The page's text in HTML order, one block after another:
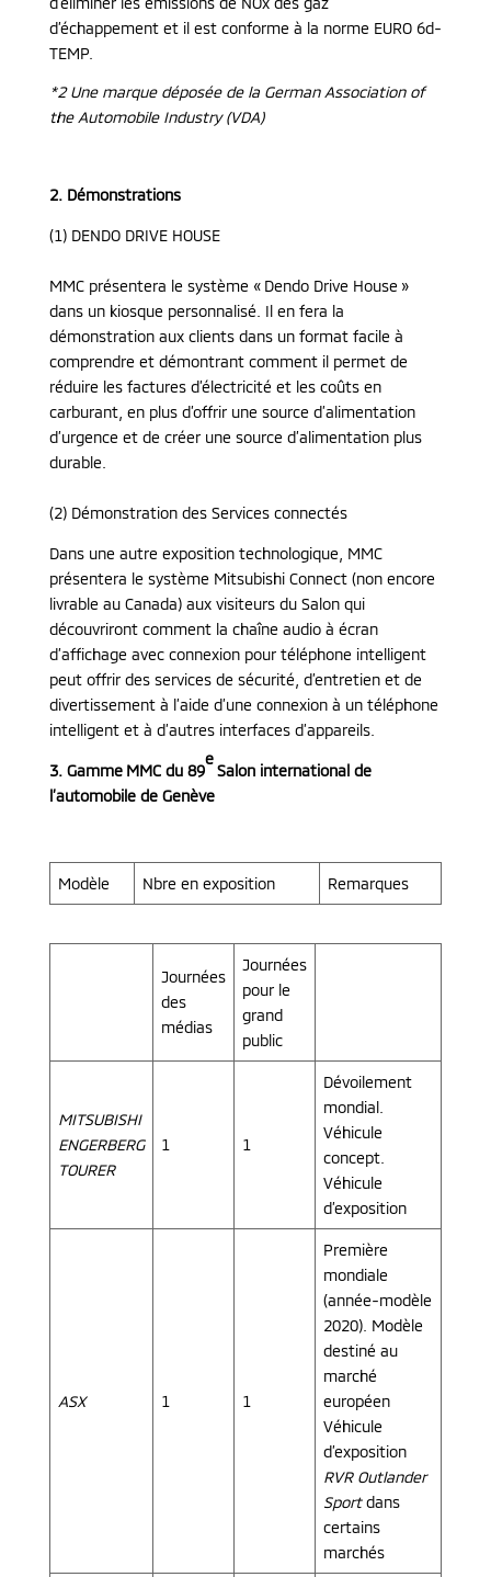
d’échappement et il est conforme à la norme EURO 6d-
TEMP.
*2 Une marque déposée de la German Association of
the Automobile Industry (VDA)
2. Démonstrations
(1) DENDO DRIVE HOUSE
MMC présentera le système « Dendo Drive House »
dans un kiosque personnalisé. Il en fera la
démonstration aux clients dans un format facile à
comprendre et démontrant comment il permet de
réduire les factures d’électricité et les coûts en
carburant, en plus d’offrir une source d’alimentation
d’urgence et de créer une source d’alimentation plus
durable.
(2) Démonstration des Services connectés
Dans une autre exposition technologique, MMC
présentera le système Mitsubishi Connect (non encore
livrable au Canada) aux visiteurs du Salon qui
découvriront comment la chaîne audio à écran
d’affichage avec connexion pour téléphone intelligent
peut offrir des services de sécurité, d’entretien et de
divertissement à l’aide d’une connexion à un téléphone
intelligent et à d’autres interfaces d’appareils.
3. Gamme MMC du 89
e
Salon international de
l’automobile de Genève
Modèle Nbre en exposition Remarques
Journées
des
médias
Journées
pour le
grand
public
MITSUBISHI
ENGERBERG
TOURER
1 1
Dévoilement
mondial.
Véhicule
concept.
Véhicule
d’exposition
ASX 1 1
Première
mondiale
(année-modèle
2020). Modèle
destiné au
marché
européen
Véhicule
d’exposition
RVR Outlander
Sportdans
certains
marchés